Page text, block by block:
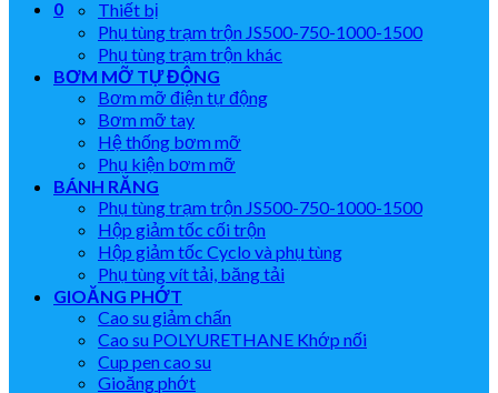
0
Thiết bị
Phụ tùng trạm trộn JS500-750-1000-1500
Phụ tùng trạm trộn khác
BƠM MỠ TỰ ĐỘNG
Bơm mỡ điện tự động
Bơm mỡ tay
Hệ thống bơm mỡ
Phụ kiện bơm mỡ
BÁNH RĂNG
Phụ tùng trạm trộn JS500-750-1000-1500
Hộp giảm tốc cối trộn
Hộp giảm tốc Cyclo và phụ tùng
Phụ tùng vít tải, băng tải
GIOĂNG PHỚT
Cao su giảm chấn
Cao su POLYURETHANE Khớp nối
Cup pen cao su
Gioăng phớt